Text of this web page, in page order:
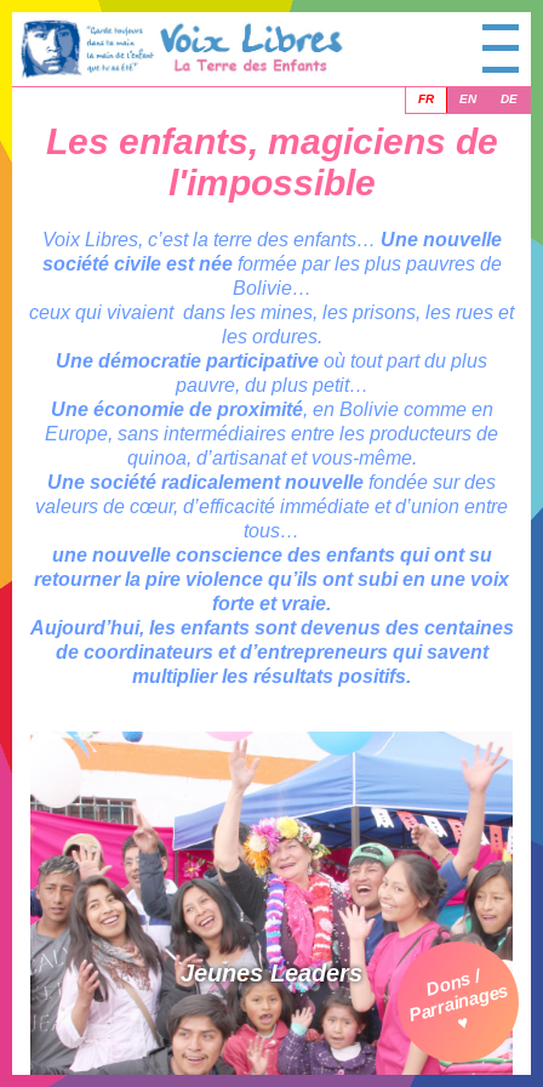
FR EN DE
Dons /
Parrainages
♥
Les enfants, magiciens de
l'impossible
Voix Libres, c’est la terre des enfants… Une nouvelle
société civile est néeformée par les plus pauvres de
Bolivie…
ceux qui vivaient dans les mines, les prisons, les rues et
les ordures.
Une démocratie participative où tout part du plus
pauvre, du plus petit…
Une économie de proximité, en Bolivie comme en
Europe, sans intermédiaires entre les producteurs de
quinoa, d’artisanat et vous-même.
Une société radicalement nouvelle fondée sur des
valeurs de cœur, d’efficacité immédiate et d’union entre
tous…
une nouvelle conscience des enfants qui ont su
retourner la pire violence qu’ils ont subi en une voix
forte et vraie.
Aujourd’hui, les enfants sont devenus des centaines
de coordinateurs et d’entrepreneurs qui savent
multiplier les résultats positifs.
Jeunes Leaders